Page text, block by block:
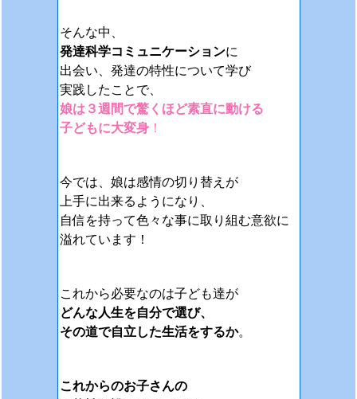
そんな中、
発達科学コミュニケーションに
出会い、発達の特性について学び
実践したことで、
娘は３週間で驚くほど素直に動ける
子どもに大変身！
今では、娘は感情の切り替えが
上手に出来るようになり、
自信を持って色々な事に取り組む意欲に
溢れています！
これから必要なのは子ども達が
どんな人生を自分で選び、
その道で自立した生活をするか。
これからのお子さんの